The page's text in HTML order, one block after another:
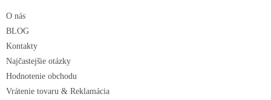
O nás
BLOG
Kontakty
Najčastejšie otázky
Hodnotenie obchodu
Vrátenie tovaru & Reklamácia